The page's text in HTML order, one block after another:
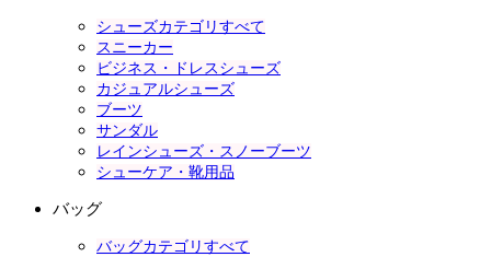
シューズカテゴリすべて
スニーカー
ビジネス・ドレスシューズ
カジュアルシューズ
ブーツ
サンダル
レインシューズ・スノーブーツ
シューケア・靴用品
バッグ
バッグカテゴリすべて